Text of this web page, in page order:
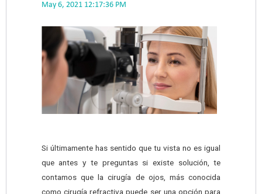
May 6, 2021 12:17:36 PM
Si últimamente has sentido que tu vista no es igual
que antes y te preguntas si existe solución, te
contamos que la cirugía de ojos, más conocida
como cirugía refractiva puede ser una opción para